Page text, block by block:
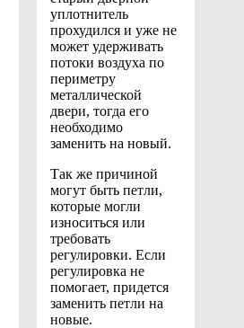
уплотнитель
прохудился и уже не
может удерживать
потоки воздуха по
периметру
металлической
двери, тогда его
необходимо
заменить на новый.
Так же причиной
могут быть петли,
которые могли
износиться или
требовать
регулировки. Если
регулировка не
помогает, придется
заменить петли на
новые.